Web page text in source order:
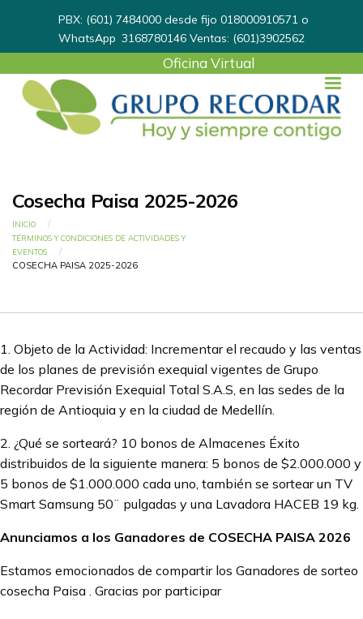
PBX: (601) 7484000 desde fijo 018000910571 o
WhatsApp 3168780146Ventas: (601)3902562
User
menu
Oficina Virtual
Cosecha Paisa 2025-2026
Ruta de navegación
INICIO
TÉRMINOS Y CONDICIONES DE ACTIVIDADES Y
EVENTOS
CURRENT:
COSECHA PAISA 2025-2026
1. Objeto de la Actividad: Incrementar el recaudo y las ventas
de los planes de previsión exequial vigentes de Grupo
Recordar Previsión Exequial Total S.A.S, en las sedes de la
región de Antioquia y en la ciudad de Medellín.
2. ¿Qué se sorteará? 10 bonos de Almacenes Éxito
distribuidos de la siguiente manera: 5 bonos de $2.000.000 y
5 bonos de $1.000.000 cada uno, también se sortear un TV
Smart Samsung 50¨ pulgadas y una Lavadora HACEB 19 kg.
Anunciamos a los Ganadores de COSECHA PAISA 2026
Estamos emocionados de compartir los Ganadores de sorteo
cosecha Paisa . Gracias por participar